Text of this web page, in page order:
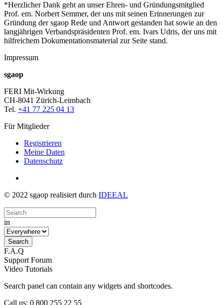
*Herzlicher Dank geht an unser Ehren- und Gründungsmitglied
Prof. em. Norbert Semmer, der uns mit seinen Erinnerungen zur
Gründung der sgaop Rede und Antwort gestanden hat sowie an den
langjährigen Verbandspräsidenten Prof. em. Ivars Udris, der uns mit
hilfreichem Dokumentationsmaterial zur Seite stand.
Impressum
sgaop
FERI Mit-Wirkung
CH-8041 Zürich-Leimbach
Tel. +41 77 225 04 13
Für Mitglieder
Registrieren
Meine Daten
Datenschutz
© 2022 sgaop realisiert durch IDEEAL
in
F.A.Q
Support Forum
Video Tutorials
Search panel can contain any widgets and shortcodes.
Call us: 0 800 255 22 55